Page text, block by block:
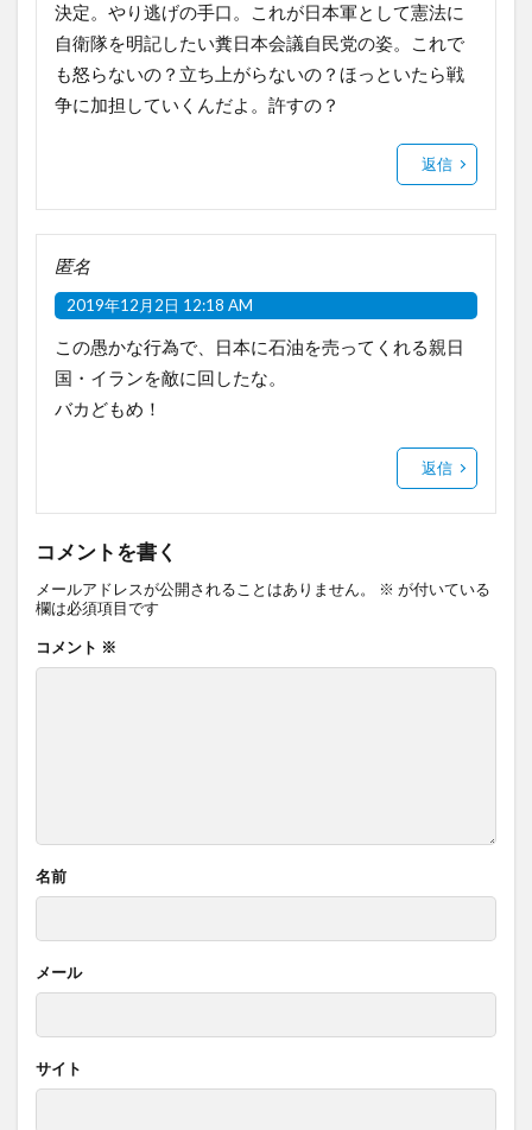
決定。やり逃げの手口。これが日本軍として憲法に
自衛隊を明記したい糞日本会議自民党の姿。これで
も怒らないの？立ち上がらないの？ほっといたら戦
争に加担していくんだよ。許すの？
返信
匿名
2019年12月2日 12:18 AM
この愚かな行為で、日本に石油を売ってくれる親日
国・イランを敵に回したな。
バカどもめ！
返信
コメントを書く
メールアドレスが公開されることはありません。 ※ が付いている
欄は必須項目です
コメント ※
名前
メール
サイト